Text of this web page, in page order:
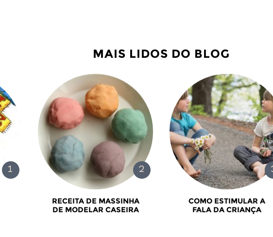
MAIS LIDOS DO BLOG
RECEITA DE MASSINHA
DE MODELAR CASEIRA
COMO ESTIMULAR A
FALA DA CRIANÇA